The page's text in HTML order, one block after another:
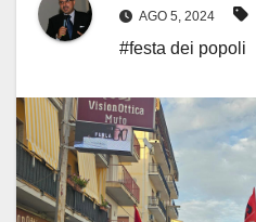
AGO 5, 2024
#festa dei popoli